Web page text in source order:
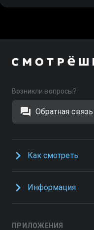
Возникли вопросы?
Обратная связь
Как смотреть
Информация
ПРИЛОЖЕНИЯ